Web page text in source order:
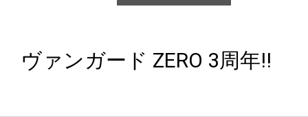
ヴァンガード ZERO 3周年!!